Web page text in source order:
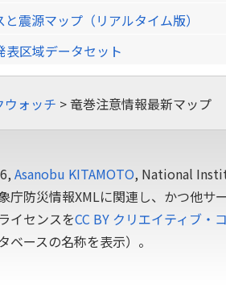
震源マップ（リアルタイム版）
表区域データセット
ウォッチ > 竜巻注意情報最新マップ
Asanobu KITAMOTO, National
庁防災情報XMLに関連し、かつ他サ
イセンスをCC BY クリエイティブ・
ベースの名称を表示）。